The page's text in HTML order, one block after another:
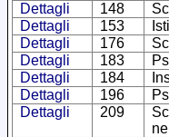
Dettagli
148
Dettagli
153
Dettagli
176
Dettagli
183
Dettagli
184
Dettagli
196
Dettagli
209